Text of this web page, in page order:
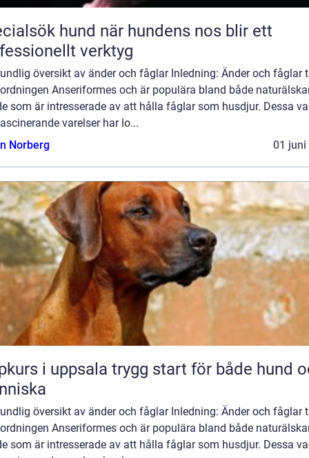
hund när hundens nos blir ett
verktyg
översikt av änder och fåglar Inledning: Änder och fåglar
Anseriformes och är populära bland både
som är intresserade av att hålla fåglar som husdjur. Dessa
varelser har lo...
Norberg
01 juni
uppsala trygg start för både hund och
översikt av änder och fåglar Inledning: Änder och fåglar
Anseriformes och är populära bland både
som är intresserade av att hålla fåglar som husdjur. Dessa